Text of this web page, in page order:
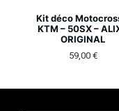
Kit déco
KTM – 50SX –
ORIGINAL
59,00 €